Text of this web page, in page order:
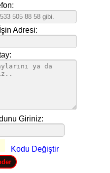
Adresi:
Giriniz:
Kodu Değiştir